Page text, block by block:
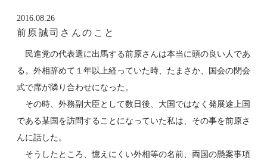
2016.08.26
前原誠司さんのこと
民進党の代表選に出馬する前原さんは本当に頭の良い人であ
る。外相辞めて１年以上経っていた時、たまさか、国会の閉会
式で席が隣り合わせになった。
その時、外務副大臣として数日後、大国ではなく発展途上国
である某国を訪問することになっていた私は、その事を前原さ
んに話した。
そうしたところ、憶えにくい外相等の名前、両国の懸案事項